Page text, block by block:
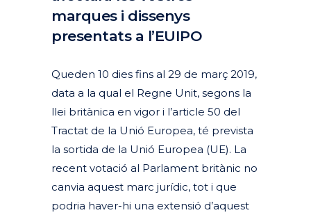
marques i dissenys
presentats a l’EUIPO
Queden 10 dies fins al 29 de març 2019,
data a la qual el Regne Unit, segons la
llei britànica en vigor i l’article 50 del
Tractat de la Unió Europea, té prevista
la sortida de la Unió Europea (UE). La
recent votació al Parlament britànic no
canvia aquest marc jurídic, tot i que
podria haver-hi una extensió d’aquest